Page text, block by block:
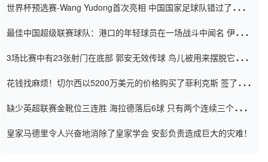
世界杯预选赛-Wang Yudong首次亮相 中国国家足球队错过了世界
最佳中国超级联赛球队：港口的年轻球员在一场战斗中闻名 伊万放
3场比赛中有23张射门在底部 郭安无效传球 鸟儿被用来摆脱它
花钱找麻烦！切尔西以5200万美元的价格购买了菲利克斯 签了7年
缺少英超联赛金靴位三连胜 海拉德落后6球 只有两个连续三个连续
皇家马德里令人兴奋地消除了皇家学会 安彭负责造成巨大的灾难！